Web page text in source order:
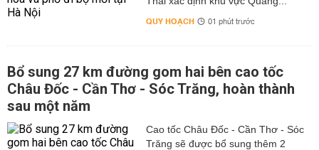
QUY HOẠCH 01 phút trước
Bổ sung 27 km đường gom hai bên cao tốc
Châu Đốc - Cần Thơ - Sóc Trăng, hoàn thành
sau một năm
Cao tốc Châu Đốc - Cần Thơ - Sóc
Trăng sẽ được bổ sung thêm 2